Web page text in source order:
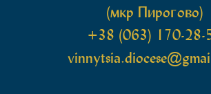
(мкр Пирогово)
+38 (063) 170-28-